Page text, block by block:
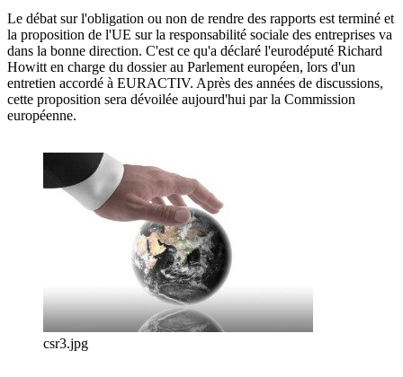
Le débat sur l'obligation ou non de rendre des rapports est terminé et
la proposition de l'UE sur la responsabilité sociale des entreprises va
dans la bonne direction. C'est ce qu'a déclaré l'eurodéputé Richard
Howitt en charge du dossier au Parlement européen, lors d'un
entretien accordé à EURACTIV. Après des années de discussions,
cette proposition sera dévoilée aujourd'hui par la Commission
européenne.
csr3.jpg